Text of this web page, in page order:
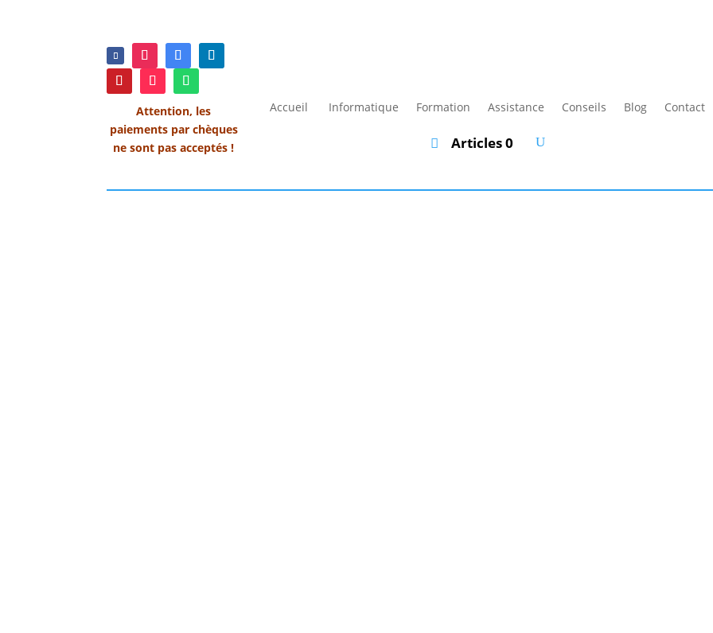
Attention, les
paiements par chèques
ne sont pas acceptés !
Accueil Informatique Formation Assistance Conseils Blog Contact
Articles 0